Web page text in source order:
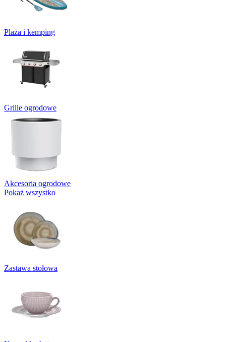
Plaża i kemping
Grille ogrodowe
Akcesoria ogrodowe
Pokaż wszystko
Zastawa stołowa